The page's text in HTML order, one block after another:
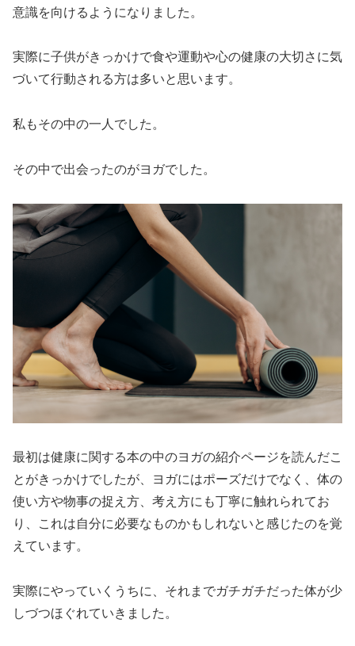
意識を向けるようになりました。
実際に子供がきっかけで食や運動や心の健康の大切さに気
づいて行動される方は多いと思います。
私もその中の一人でした。
その中で出会ったのがヨガでした。
最初は健康に関する本の中のヨガの紹介ページを読んだこ
とがきっかけでしたが、ヨガにはポーズだけでなく、体の
使い方や物事の捉え方、考え方にも丁寧に触れられてお
り、これは自分に必要なものかもしれないと感じたのを覚
えています。
実際にやっていくうちに、それまでガチガチだった体が少
しづつほぐれていきました。